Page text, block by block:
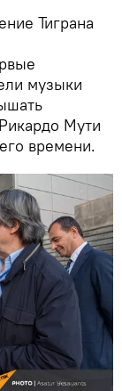
Тиграна
музыки
Мути
времени.